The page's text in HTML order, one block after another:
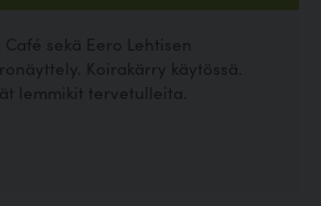
sekä Eero Lehtisen
Koirakärry käytössä.
lemmikit tervetulleita.